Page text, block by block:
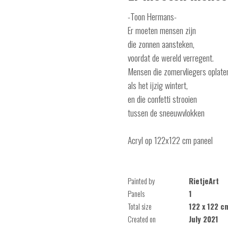
-Toon Hermans-
Er moeten mensen zijn
die zonnen aansteken,
voordat de wereld verregent.
Mensen die zomervliegers
als het ijzig wintert,
en die confetti strooien
tussen de sneeuwvlokken
Acryl op 122x122 cm paneel
Painted by
RietjeArt
Panels
1
Total size
122 x 122
Created on
July 2021